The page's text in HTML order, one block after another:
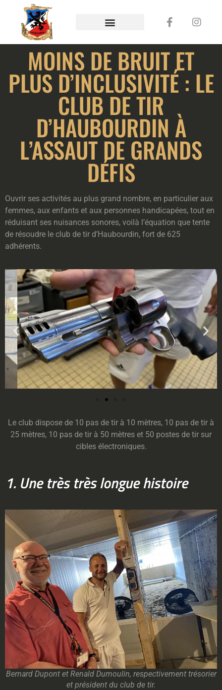
MOINS DE BRUIT ET
PLUS D’INCLUSIVITÉ : LE
CLUB DE TIR
D’HAUBOURDIN À
L’ASSAUT DE GRANDS
DÉFIS
Ouvrir ses activités au plus grand nombre, en particulier aux
femmes, aux enfants et aux personnes handicapées, tout en
réduisant ses nuisances sonores, voilà l’équation que tente
de résoudre le club de tir d’Haubourdin, fort de 625
adhérents.
Le club dispose de 10 pas de tir à 10 mètres, 10 pas de tir à
25 mètres, 10 pas de tir à 50 mètres et 50 postes de tir sur
cibles électroniques.
1. Une très très longue histoire
Bernard Dupont et Renald Dumoulin, respectivement trésorier
et président du club de tir.